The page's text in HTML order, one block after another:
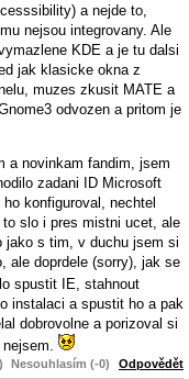
a nejde to,
nejsou integrovany. Ale
KDE a je tu dalsi
jak klasicke okna z
muzes zkusit MATE a
odvozen a pritom je
a novinkam fandim, jsem
zadani ID Microsoft
konfiguroval, nechtel
slo i pres mistni ucet, ale
jako s tim, v duchu jsem si
ale doprdele (sorry), jak se
spustit IE, stahnout
instalaci a spustit ho a pak
dobrovolne a porizoval si
Nesouhlasím (-0) Odpovědět